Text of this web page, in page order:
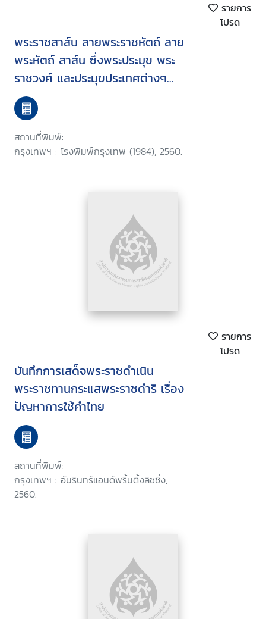
รายการ
โปรด
พระราชสาส์น ลายพระราชหัตถ์ ลาย
พระหัตถ์ สาส์น ซึ่งพระประมุข พระ
ราชวงศ์ และประมุขประเทศต่างๆ
แสดงความเศร้าสลดพระราชหฤทัย
เศร้าพระทัย และเสียใจในการที่
พระบาทสมเด็จพระปรมินทรมหา
ภูมิพลอดุลยเดช บรมนาถบพิตร
สถานที่พิมพ์:
กรุงเทพฯ : โรงพิมพ์กรุงเทพ (1984), 2560.
รายการ
โปรด
บันทึกการเสด็จพระราชดำเนิน
พระราชทานกระแสพระราชดำริ เรื่อง
ปัญหาการใช้คำไทย
สถานที่พิมพ์:
กรุงเทพฯ : อัมรินทร์แอนด์พริ้นติ้งลิชชิ่ง,
2560.